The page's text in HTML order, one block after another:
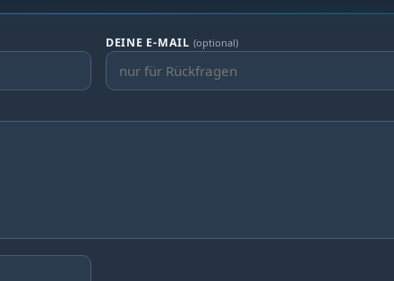
DEINE E-MAIL (optional)